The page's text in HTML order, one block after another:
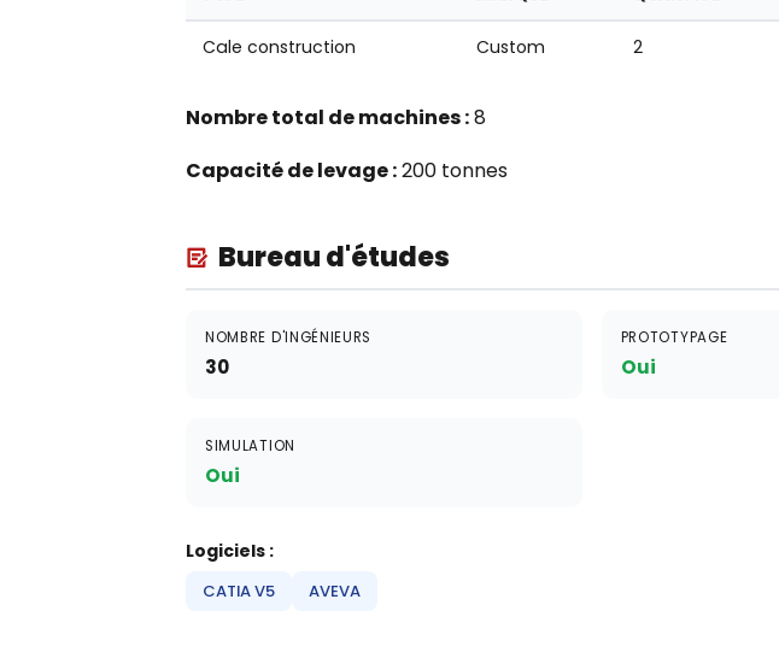
Cale construction Custom 2
Nombre total de machines :8
Capacité de levage :200 tonnes
Bureau d'études
NOMBRE D'INGÉNIEURS
30
PROTOTYPAGE
Oui
SIMULATION
Oui
Logiciels :
CATIA V5 AVEVA